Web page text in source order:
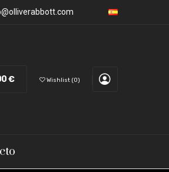
€ Wishlist 0